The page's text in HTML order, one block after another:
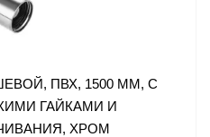
ПВХ, 1500 ММ, С
ГАЙКАМИ И
ХРОМ